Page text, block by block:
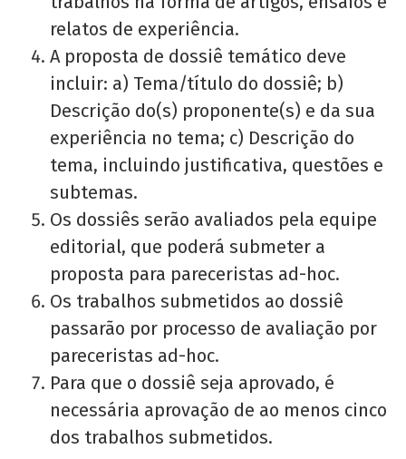
relatos de experiência.
A proposta de dossiê temático deve
incluir: a) Tema/título do dossiê; b)
Descrição do(s) proponente(s) e da sua
experiência no tema; c) Descrição do
tema, incluindo justificativa, questões e
subtemas.
Os dossiês serão avaliados pela equipe
editorial, que poderá submeter a
proposta para pareceristas ad-hoc.
Os trabalhos submetidos ao dossiê
passarão por processo de avaliação por
pareceristas ad-hoc.
Para que o dossiê seja aprovado, é
necessária aprovação de ao menos cinco
dos trabalhos submetidos.